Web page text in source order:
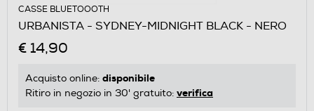
CASSE BLUETOOOTH
URBANISTA - SYDNEY-MIDNIGHT BLACK - NERO
€ 14,90
Acquisto online: disponibile
Ritiro in negozio in 30' gratuito: verifica